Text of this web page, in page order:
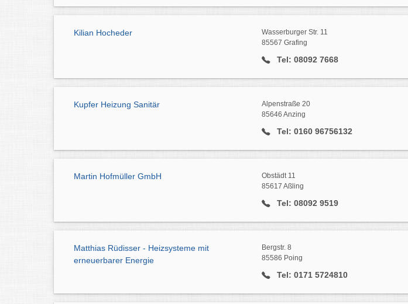
Kilian Hocheder
Wasserburger Str. 11
85567 Grafing
Tel: 08092 7668
Kupfer Heizung Sanitär
Alpenstraße 20
85646 Anzing
Tel: 0160 96756132
Martin Hofmüller GmbH
Obstädt 11
85617 Aßling
Tel: 08092 9519
Matthias Rüdisser - Heizsysteme mit
erneuerbarer Energie
Bergstr. 8
85586 Poing
Tel: 0171 5724810